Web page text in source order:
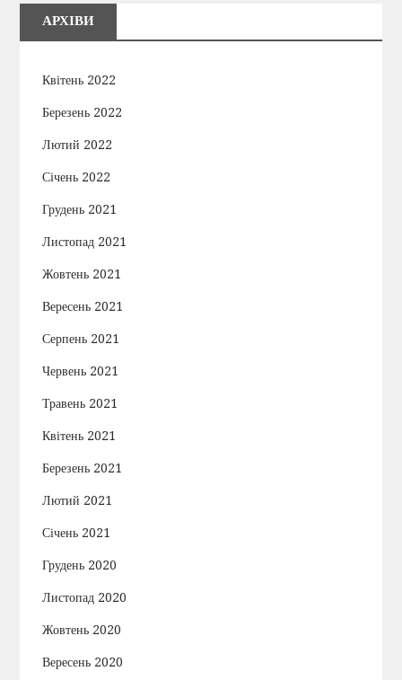
АРХІВИ
Квітень 2022
Березень 2022
Лютий 2022
Січень 2022
Грудень 2021
Листопад 2021
Жовтень 2021
Вересень 2021
Серпень 2021
Червень 2021
Травень 2021
Квітень 2021
Березень 2021
Лютий 2021
Січень 2021
Грудень 2020
Листопад 2020
Жовтень 2020
Вересень 2020